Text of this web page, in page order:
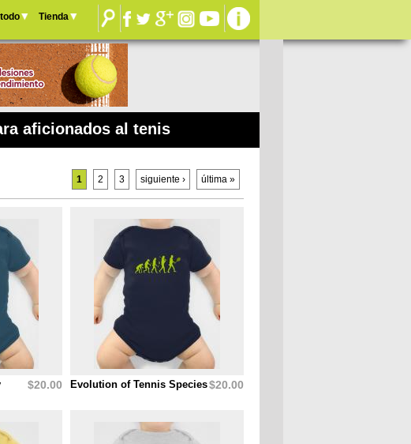
Tienda
aficionados al tenis
$20.00 Evolution of Tennis Species$20.00
1 2 3 siguiente › última »